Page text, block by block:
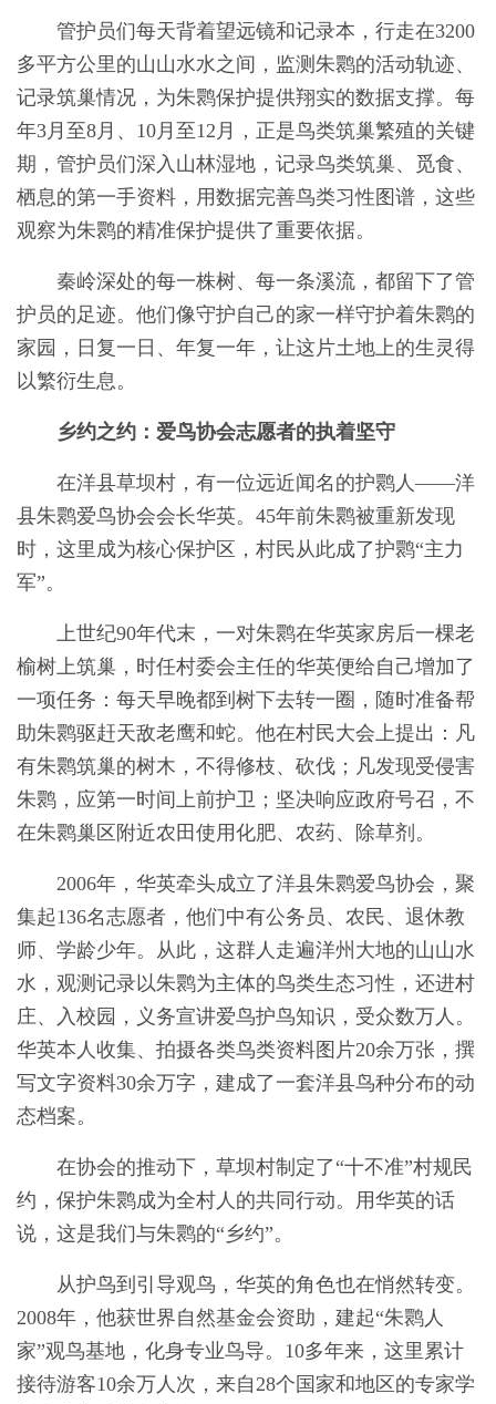
管护员们每天背着望远镜和记录本，行走在3200
多平方公里的山山水水之间，监测朱鹮的活动轨迹、
记录筑巢情况，为朱鹮保护提供翔实的数据支撑。每
年3月至8月、10月至12月，正是鸟类筑巢繁殖的关键
期，管护员们深入山林湿地，记录鸟类筑巢、觅食、
栖息的第一手资料，用数据完善鸟类习性图谱，这些
观察为朱鹮的精准保护提供了重要依据。
秦岭深处的每一株树、每一条溪流，都留下了管
护员的足迹。他们像守护自己的家一样守护着朱鹮的
家园，日复一日、年复一年，让这片土地上的生灵得
以繁衍生息。
乡约之约：爱鸟协会志愿者的执着坚守
在洋县草坝村，有一位远近闻名的护鹮人——洋
县朱鹮爱鸟协会会长华英。45年前朱鹮被重新发现
时，这里成为核心保护区，村民从此成了护鹮“主力
军”。
上世纪90年代末，一对朱鹮在华英家房后一棵老
榆树上筑巢，时任村委会主任的华英便给自己增加了
一项任务：每天早晚都到树下去转一圈，随时准备帮
助朱鹮驱赶天敌老鹰和蛇。他在村民大会上提出：凡
有朱鹮筑巢的树木，不得修枝、砍伐；凡发现受侵害
朱鹮，应第一时间上前护卫；坚决响应政府号召，不
在朱鹮巢区附近农田使用化肥、农药、除草剂。
2006年，华英牵头成立了洋县朱鹮爱鸟协会，聚
集起136名志愿者，他们中有公务员、农民、退休教
师、学龄少年。从此，这群人走遍洋州大地的山山水
水，观测记录以朱鹮为主体的鸟类生态习性，还进村
庄、入校园，义务宣讲爱鸟护鸟知识，受众数万人。
华英本人收集、拍摄各类鸟类资料图片20余万张，撰
写文字资料30余万字，建成了一套洋县鸟种分布的动
态档案。
在协会的推动下，草坝村制定了“十不准”村规民
约，保护朱鹮成为全村人的共同行动。用华英的话
说，这是我们与朱鹮的“乡约”。
从护鸟到引导观鸟，华英的角色也在悄然转变。
2008年，他获世界自然基金会资助，建起“朱鹮人
家”观鸟基地，化身专业鸟导。10多年来，这里累计
接待游客10余万人次，来自28个国家和地区的专家学